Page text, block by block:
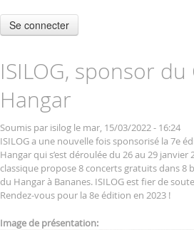
Se connecter
ISILOG, sponsor du
Hangar
Soumis par isilog le mar, 15/03/2022 - 16:24
ISILOG a une nouvelle fois sponsorisé la 7e
Hangar qui s’est déroulée du 26 au 29 janvier
classique propose 8 concerts gratuits dans 8
du Hangar à Bananes. ISILOG est fier de
Rendez-vous pour la 8e édition en 2023 !
Image de présentation: